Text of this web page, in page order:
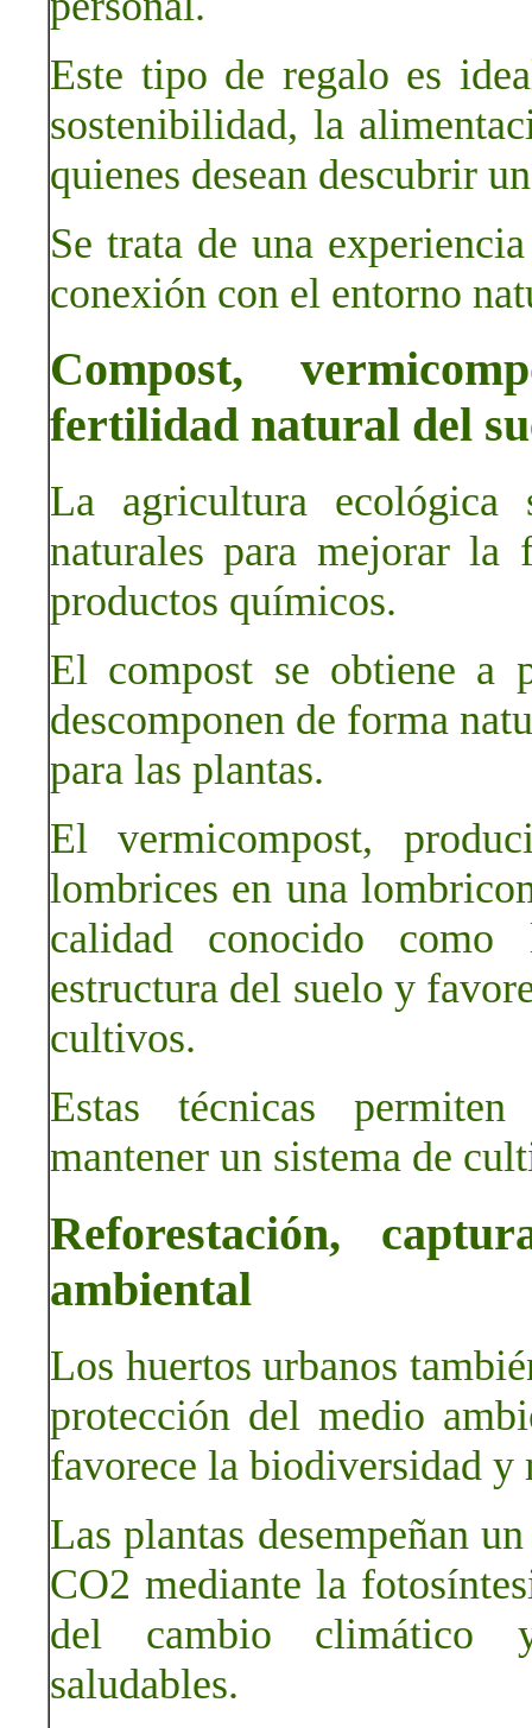
Este tipo de regalo es
sostenibilidad, la
quienes desean descubrir
Se trata de una
conexión con el entorno
Compost,
fertilidad natural del
La agricultura
naturales para mejorar
productos químicos.
El compost se obtiene a
descomponen de forma
para las plantas.
El vermicompost,
lombrices en una
calidad conocido como
estructura del suelo y
cultivos.
Estas técnicas
mantener un sistema de
Reforestación,
ambiental
Los huertos urbanos
protección del medio
favorece la biodiversidad
Las plantas desempeñan
CO2 mediante la
del cambio climático
saludables.